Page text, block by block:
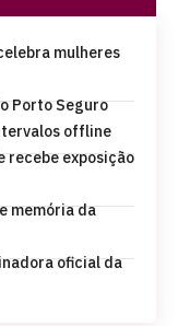
mulheres
Porto Seguro
offline
recebe exposição
memória da
oficial da